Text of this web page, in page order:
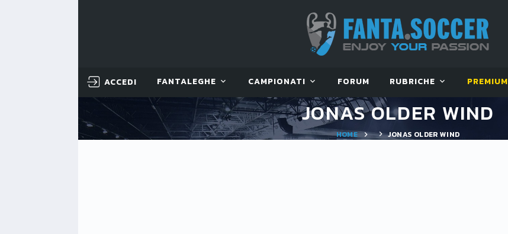
ACCEDI FANTALEGHE CAMPIONATI FORUM RUBRICHE PREMIUM
JONAS OLDER WIND
HOME JONAS OLDER WIND